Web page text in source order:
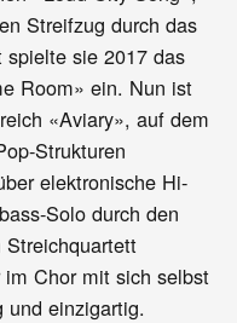
Streifzug durch das
sie 2017 das
Room» ein. Nun ist
«Aviary», auf dem
Strukturen
elektronische Hi-
Solo durch den
Chor mit sich selbst
einzigartig.